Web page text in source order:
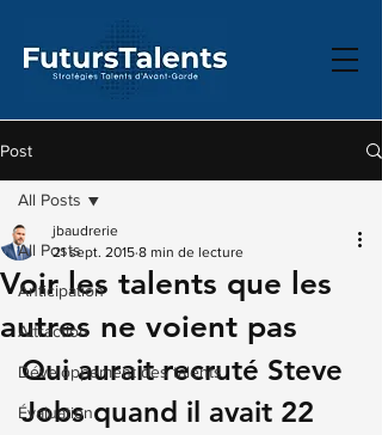
Post
All Posts
Anticipation
Attraction
Développement des talents
Évaluation
All Posts
Voir les talents que les
autres ne voient pas
jbaudrerie
21 sept. 2015 8 min de lecture
Qui aurait recruté Steve
Jobs quand il avait 22